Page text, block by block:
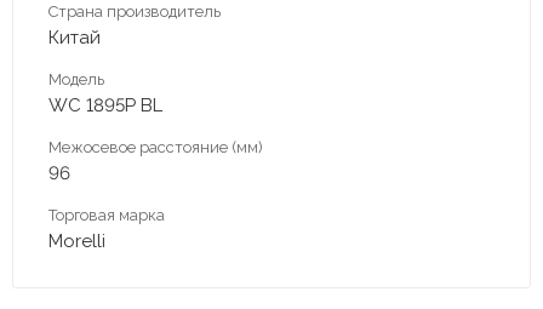
Страна производитель
Китай
Модель
WC 1895P BL
Межосевое расстояние (мм)
96
Торговая марка
Morelli